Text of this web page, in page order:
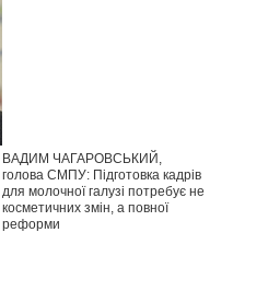
ВАДИМ ЧАГАРОВСЬКИЙ,
голова СМПУ: Підготовка кадрів
для молочної галузі потребує не
косметичних змін, а повної
реформи